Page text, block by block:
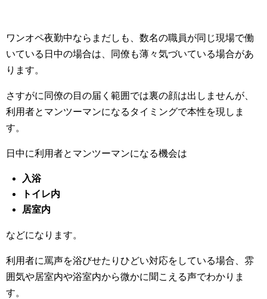
ワンオペ夜勤中ならまだしも、数名の職員が同じ現場で働
いている日中の場合は、同僚も薄々気づいている場合があ
ります。
さすがに同僚の目の届く範囲では裏の顔は出しませんが、
利用者とマンツーマンになるタイミングで本性を現しま
す。
日中に利用者とマンツーマンになる機会は
入浴
トイレ内
居室内
などになります。
利用者に罵声を浴びせたりひどい対応をしている場合、雰
囲気や居室内や浴室内から微かに聞こえる声でわかりま
す。